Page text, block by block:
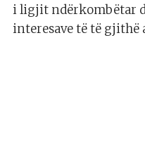
i ligjit ndërkombëtar
interesave të të gjithë